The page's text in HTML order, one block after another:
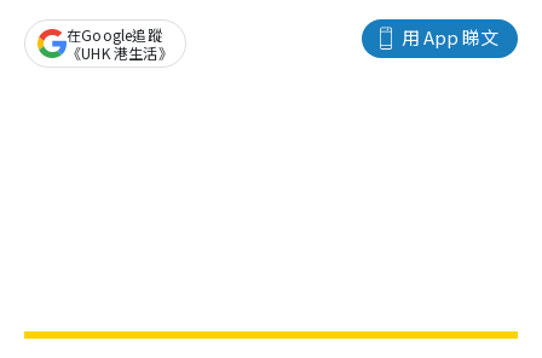
用 App 睇文
在Google追蹤
《UHK 港生活》